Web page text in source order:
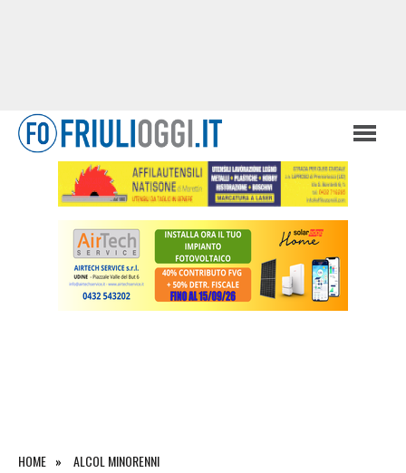
HOME ALCOL MINORENNI